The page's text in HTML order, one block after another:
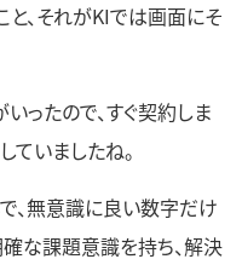
、それがKIでは画面にそ
ったので、すぐ契約しま
ていましたね。
、無意識に良い数字だけ
確な課題意識を持ち、解決